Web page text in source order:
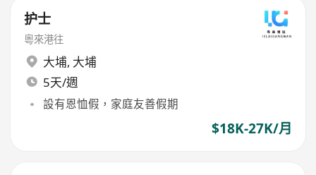
护士
粵來港往
大埔, 大埔
5天/週
設有恩恤假，家庭友善假期
$18K-27K/月